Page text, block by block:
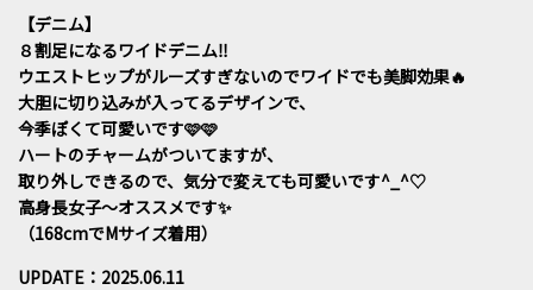
【デニム】
８割足になるワイドデニム‼︎
ウエストヒップがルーズすぎないのでワイドでも美脚効果🔥
大胆に切り込みが入ってるデザインで、
今季ぽくて可愛いです🩷🩷
ハートのチャームがついてますが、
取り外しできるので、気分で変えても可愛いです^_^♡
高身長女子〜オススメです✨
（168cmでMサイズ着用）
UPDATE：2025.06.11